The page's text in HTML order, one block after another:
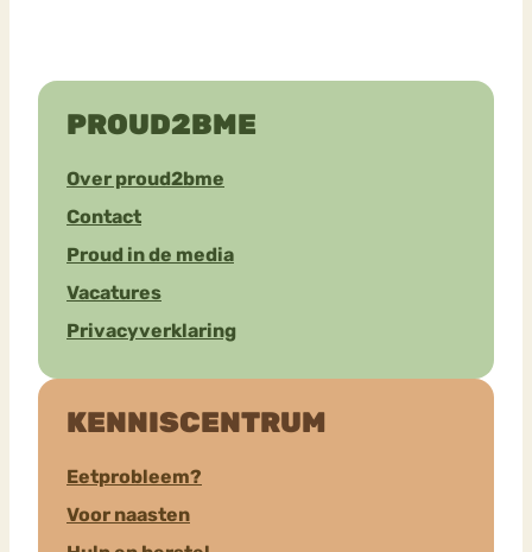
PROUD2BME
Over proud2bme
Contact
Proud in de media
Vacatures
Privacyverklaring
KENNISCENTRUM
Eetprobleem?
Voor naasten